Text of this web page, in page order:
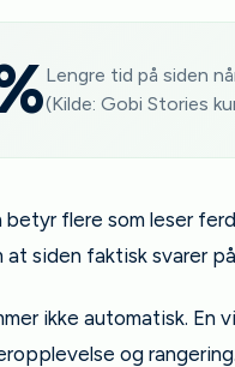
Lengre tid på siden
(Kilde: Gobi Stories
betyr flere som leser
at siden faktisk svarer
ikke automatisk. En
og